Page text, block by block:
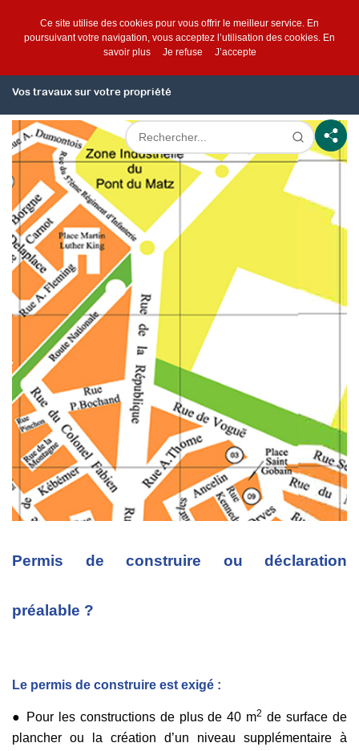
Vos travaux sur votre propriété
Permis de construire ou déclaration
préalable ?
Le permis de construire est exigé :
● Pour les constructions de plus de 40 m2 de surface de
plancher ou la création d’un niveau supplémentaire à
Ce site utilise des cookies pour vous offrir le meilleur service. En
poursuivant votre navigation, vous acceptez l’utilisation des cookies. En
savoir plus
Je refuse J’accepte